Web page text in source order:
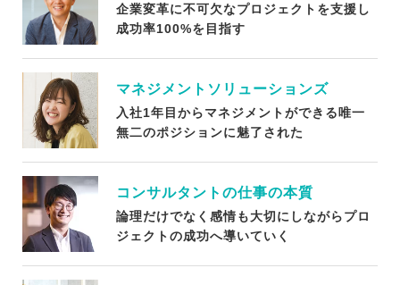
企業変革に不可欠なプロジェクトを支援し
成功率100%を目指す
マネジメントソリューションズ
入社1年目からマネジメントができる唯一
無二のポジションに魅了された
コンサルタントの仕事の本質
論理だけでなく感情も大切にしながらプロ
ジェクトの成功へ導いていく